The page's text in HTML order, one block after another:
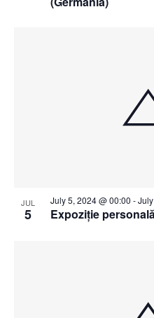
JUL
5 Expoziție
July 5, 2024 @ 00:00 -